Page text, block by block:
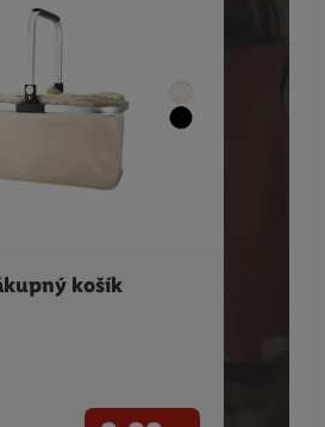
košík